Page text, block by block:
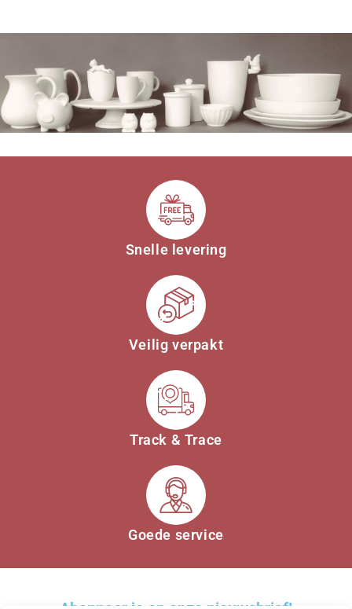
Snelle levering
Veilig verpakt
Track & Trace
Goede service